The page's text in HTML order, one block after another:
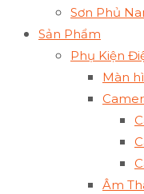
Sơn Phủ
Sản Phẩm
Phụ Kiện
Màn
Âm